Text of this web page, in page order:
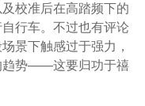
校准后在高踏频下的
行车。不过也有评论
景下触感过于强力，
趋势——这要归功于禧